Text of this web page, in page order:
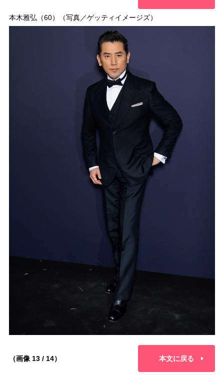
本木雅弘（60）（写真／ゲッティイメージズ）
（画像 13 / 14） 本文に戻る